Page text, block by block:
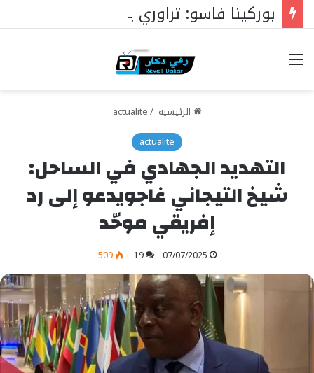
خيارات
الرئيسية /
actualite
actualite
التهديد الجهادي في الساحل:
شيخ التيجاني غاجويدعو إلى رد
إفريقي موحّد
07/07/2025
19
509